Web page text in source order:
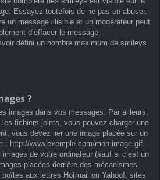
Essayez toutefois de ne pas en abuser.
un message illisible et un modérateur peut
d’effacer le message.
défini un nombre maximum de smileys
?
images dans vos messages. Par ailleurs,
les fichiers joints, vous pouvez charger une
vous devez lier une image placée sur un
: http://www.exemple.com/mon-image.gif.
de votre ordinateur (sauf si c’est un
placées derrière des mécanismes
boîtes aux lettres Hotmail ou Yahoo!, sites